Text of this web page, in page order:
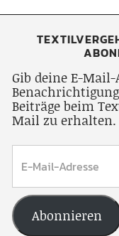
Gib deine E-
Beiträge beim
Mail zu erhalten.
Abonnieren